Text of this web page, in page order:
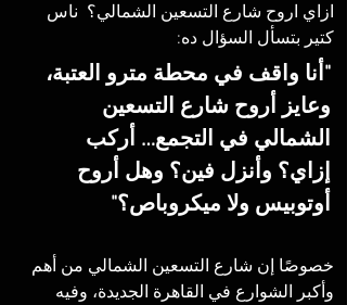
ازاي اروح شارع التسعين الشمالي؟  ناس
كتير بتسأل السؤال ده:
"أنا واقف في محطة مترو العتبة،
وعايز أروح شارع التسعين
الشمالي في التجمع… أركب
إزاي؟ وأنزل فين؟ وهل أروح
أوتوبيس ولا ميكروباص؟"
خصوصًا إن شارع التسعين الشمالي من أهم
وأكبر الشوارع في القاهرة الجديدة، وفيه